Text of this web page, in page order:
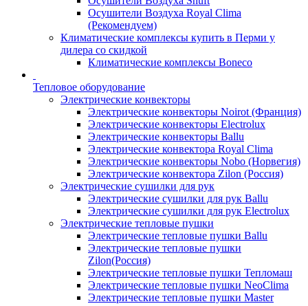
Осушители Воздуха Royal Clima
(Рекомендуем)
Климатические комплексы купить в Перми у
дилера со скидкой
Климатические комплексы Boneсo
Тепловое оборудование
Электрические конвекторы
Электрические конвекторы Noirot (Франция)
Электрические конвекторы Electrolux
Электрические конвекторы Ballu
Электрические конвектора Royal Clima
Электрические конвекторы Nobo (Норвегия)
Электрические конвектора Zilon (Россия)
Электрические сушилки для рук
Электрические сушилки для рук Ballu
Электрические сушилки для рук Electrolux
Электрические тепловые пушки
Электрические тепловые пушки Ballu
Электрические тепловые пушки
Zilon(Россия)
Электрические тепловые пушки Тепломаш
Электрические тепловые пушки NeoClima
Электрические тепловые пушки Master